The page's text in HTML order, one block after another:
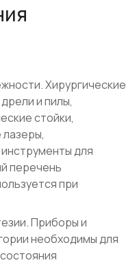
Хирургические
и пилы,
стойки,
для
перечень
при
Приборы и
необходимы для